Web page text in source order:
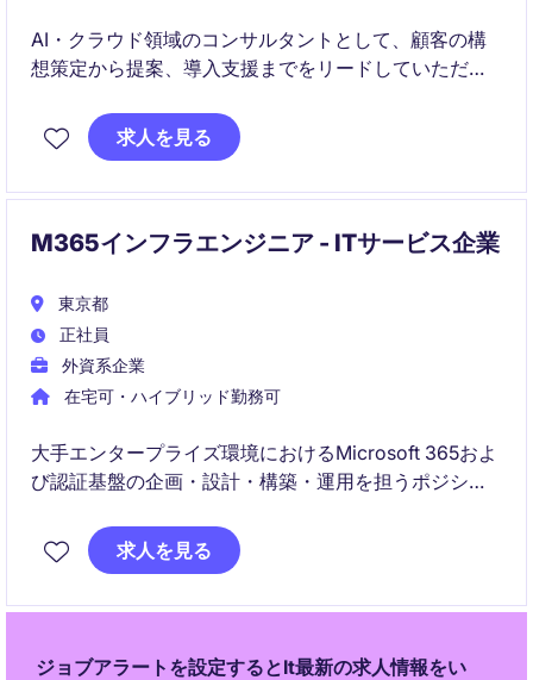
AI・クラウド領域のコンサルタントとして、顧客の構
想策定から提案、導入支援までをリードしていただき
業開発やDX推進を支援するポジションです。
求人を見る
M365インフラエンジニア - ITサービス企業
東京都
正社員
外資系企業
在宅可・ハイブリッド勤務可
大手エンタープライズ環境におけるMicrosoft 365およ
び認証基盤の企画・設計・構築・運用を担うポジショ
日常運用に加え、セキュリティ強化や認証基盤集約な
求人を見る
ジョブアラートを設定するとIt最新の求人情報をい